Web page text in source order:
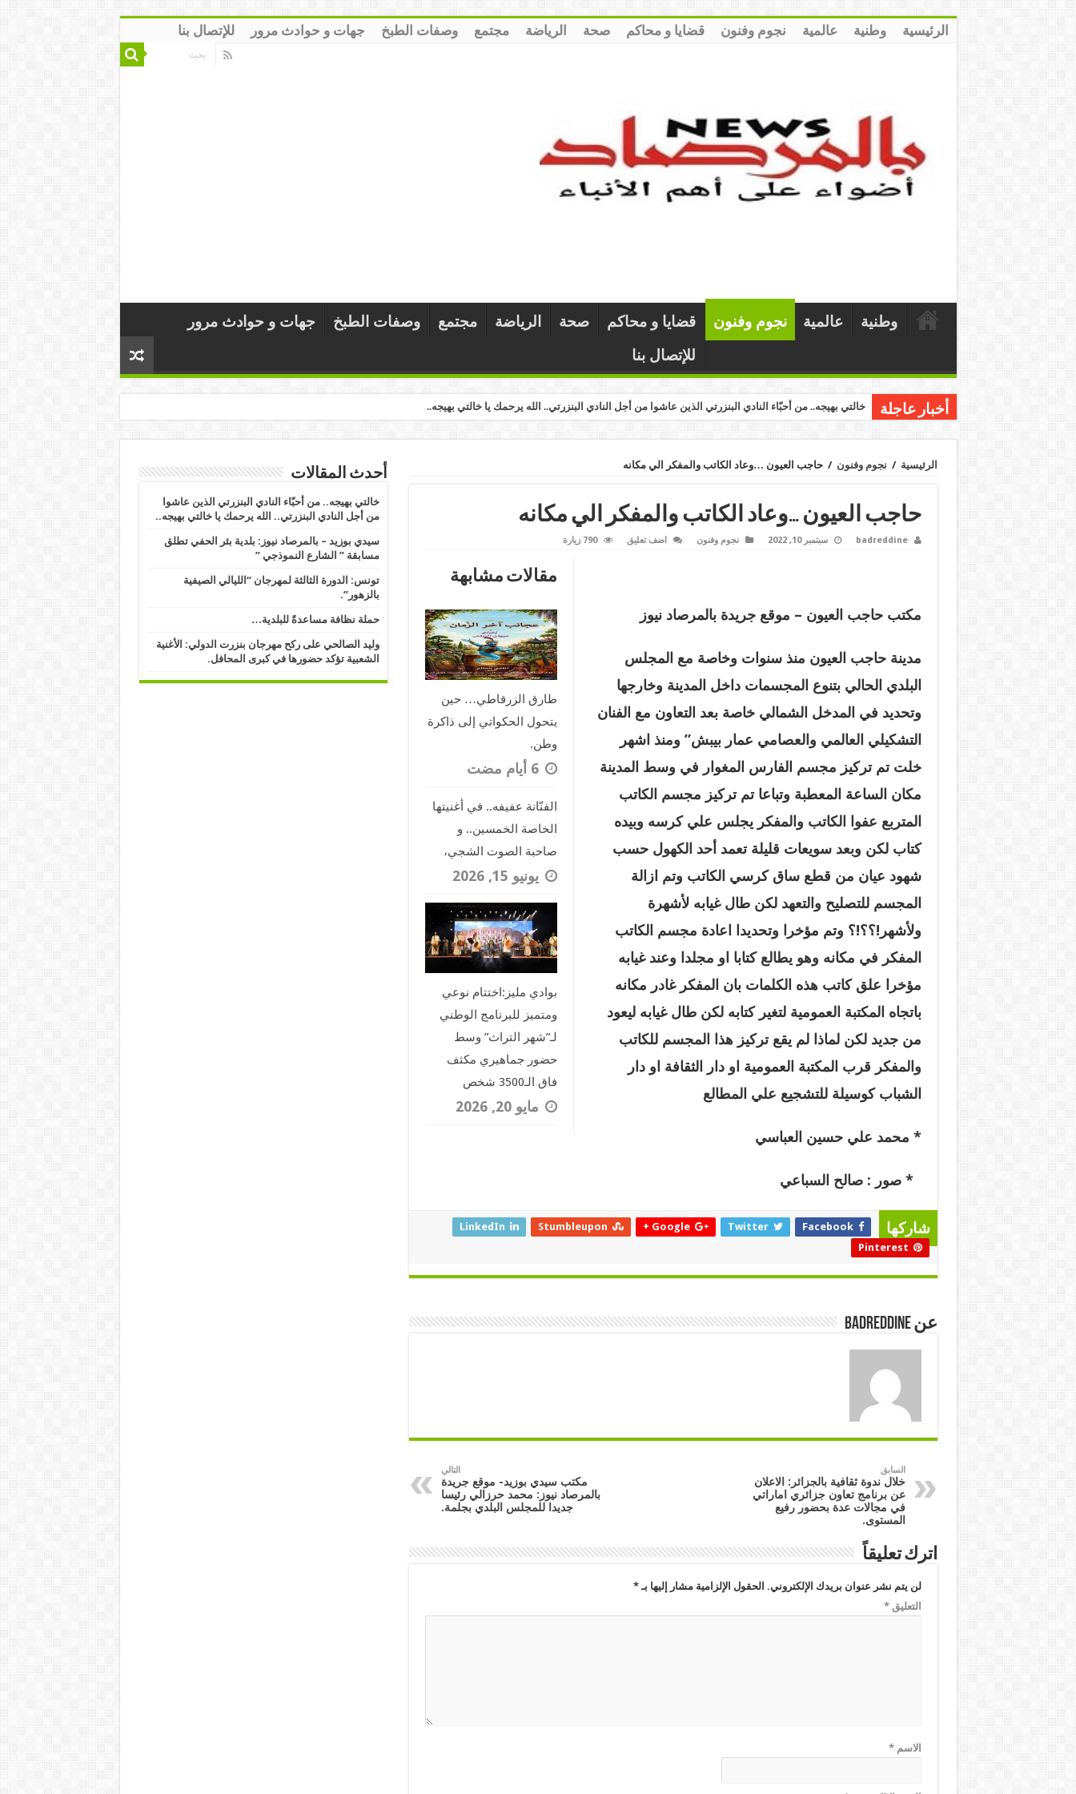
الرئيسية وطنية عالمية نجوم وفنون قضايا و محاكم صحة الرياضة مجتمع وصفات الطبخ جهات و حوادث مرور للإتصال بنا
وطنية عالمية نجوم وفنون قضايا و محاكم صحة الرياضة مجتمع وصفات الطبخ
جهات و حوادث مرور
للإتصال بنا
أخبار عاجلة خالتي بهيجه.. من أحبّاء النادي البنزرتي الذين عاشوا من أجل النادي البنزرتي.. الله يرحمك يا خالتي بهيجه..
الرئيسية / نجوم وفنون / حاجب العيون …وعاد الكاتب والمفكر الي مكانه
حاجب العيون …وعاد الكاتب والمفكر الي مكانه
badreddine سبتمبر 10, 2022 نجوم وفنون اضف تعليق 790 زيارة
مقالات مشابهة
طارق الزرقاطي… حين
يتحول الحكواتي إلى ذاكرة
وطن.
‏6 أيام مضت
الفنّانة عفيفه.. في أغنيتها
الخاصة الخمسين.. و
صاحبة الصوت الشجي،
يونيو 15, 2026
بوادي مليز:اختتام نوعي
ومتميز للبرنامج الوطني
لـ”شهر التراث” وسط
حضور جماهيري مكثف
فاق الـ3500 شخص
مايو 20, 2026
مكتب حاجب العيون – موقع جريدة بالمرصاد نيوز
مدينة حاجب العيون منذ سنوات وخاصة مع المجلس
البلدي الحالي بتنوع المجسمات داخل المدينة وخارجها
وتحديد في المدخل الشمالي خاصة بعد التعاون مع الفنان
التشكيلي العالمي والعصامي عمار بيبش” ومنذ اشهر
خلت تم تركيز مجسم الفارس المغوار في وسط المدينة
مكان الساعة المعطبة وتباعا تم تركيز مجسم الكاتب
المتربع عفوا الكاتب والمفكر يجلس علي كرسه وبيده
كتاب لكن وبعد سويعات قليلة تعمد أحد الكهول حسب
شهود عيان من قطع ساق كرسي الكاتب وتم ازالة
المجسم للتصليح والتعهد لكن طال غيابه لأشهرة
ولأشهر!؟؟!؟ وتم مؤخرا وتحديدا اعادة مجسم الكاتب
المفكر في مكانه وهو يطالع كتابا او مجلدا وعند غيابه
مؤخرا علق كاتب هذه الكلمات بان المفكر غادر مكانه
باتجاه المكتبة العمومية لتغير كتابه لكن طال غيابه ليعود
من جديد لكن لماذا لم يقع تركيز هذا المجسم للكاتب
والمفكر قرب المكتبة العمومية او دار الثقافة او دار
الشباب كوسيلة للتشجيع علي المطالع
* محمد علي حسين العباسي
*صور : صالح السباعي
شاركها Facebook
Twitter
Google +
Stumbleupon
LinkedIn
Pinterest
عن badreddine
السابق
خلال ندوة ثقافية بالجزائر: الاعلان
عن برنامج تعاون جزائري اماراتي
في مجالات عدة بحضور رفيع
المستوى.
التالي
مكتب سيدي بوزيد- موقع جريدة
بالمرصاد نيوز: محمد حرزالي رئيسا
جديدا للمجلس البلدي بجلمة.
اترك تعليقاً
لن يتم نشر عنوان بريدك الإلكتروني. الحقول الإلزامية مشار إليها بـ*
التعليق*
الاسم*
أحدث المقالات
خالتي بهيجه.. من أحبّاء النادي البنزرتي الذين عاشوا
من أجل النادي البنزرتي.. الله يرحمك يا خالتي بهيجه..
سيدي بوزيد – بالمرصاد نيوز: بلدية بئر الحفي تطلق
مسابقة ” الشارع النموذجي ” ​
تونس: الدورة الثالثة لمهرجان “الليالي الصيفية
بالزهور”.
حملة نظافة مساعدةً للبلدية…
وليد الصالحي على ركح مهرجان بنزرت الدولي: الأغنية
الشعبية تؤكد حضورها في كبرى المحافل.